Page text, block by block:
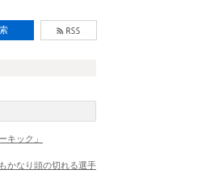
キック」
かなり頭の切れる選手